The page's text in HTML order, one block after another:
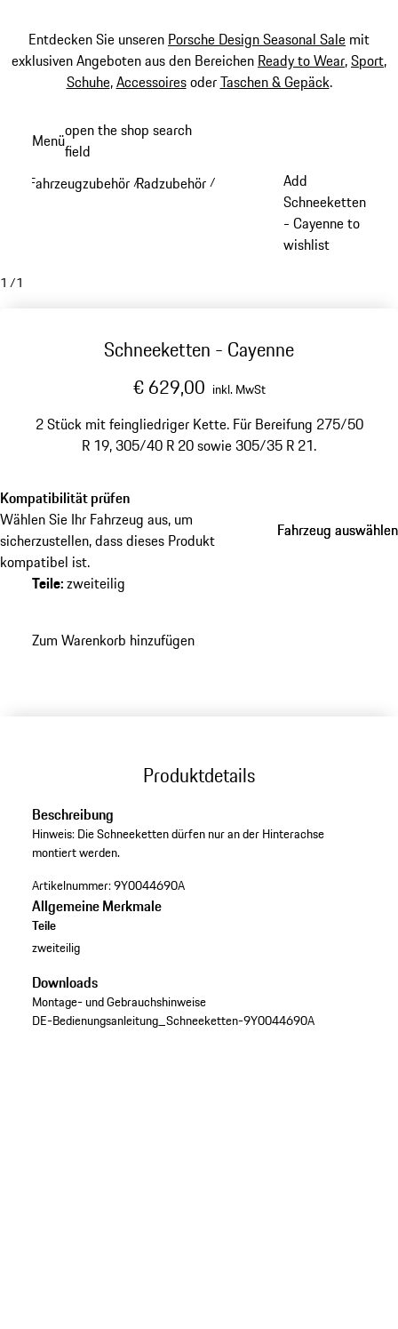
Entdecken Sie unseren Porsche Design Seasonal Sale mit
exklusiven Angeboten aus den Bereichen Ready to Wear,Sport,
Schuhe,AccessoiresoderTaschen & Gepäck.
Hauptinhalt
Menüopen the shop search
field
Fahrzeugzubehör /Radzubehör /
Add
Schneeketten
- Cayenne to
wishlist
1 /1
Schneeketten - Cayenne
€ 629,00 inkl. MwSt
2 Stück mit feingliedriger Kette. Für Bereifung 275/50
R 19, 305/40 R 20 sowie 305/35 R 21.
Kompatibilität prüfen
Wählen Sie Ihr Fahrzeug aus, um
sicherzustellen, dass dieses Produkt
kompatibel ist.
Fahrzeug auswählen
Fahrzeug auswählen
Teile:zweiteilig
Zum Warenkorb hinzufügen
Produktdetails
Beschreibung
Hinweis: Die Schneeketten dürfen nur an der Hinterachse
montiert werden.
Artikelnummer:9Y0044690A
Allgemeine Merkmale
Teile
zweiteilig
Downloads
Montage- und Gebrauchshinweise
DE-Bedienungsanleitung_Schneeketten-9Y0044690A